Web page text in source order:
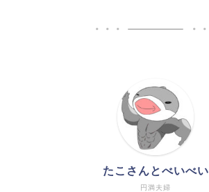
円満夫婦
たこさんとべいべい